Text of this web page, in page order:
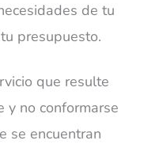
de tu
presupuesto.
que resulte
y no conformarse
se encuentran